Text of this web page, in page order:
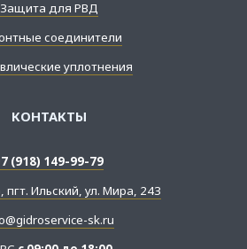
Защита для РВД
соединители
уплотнения
КОНТАКТЫ
(918) 149-99-79
пгт. Ильский, ул. Мира, 243
sk.ru